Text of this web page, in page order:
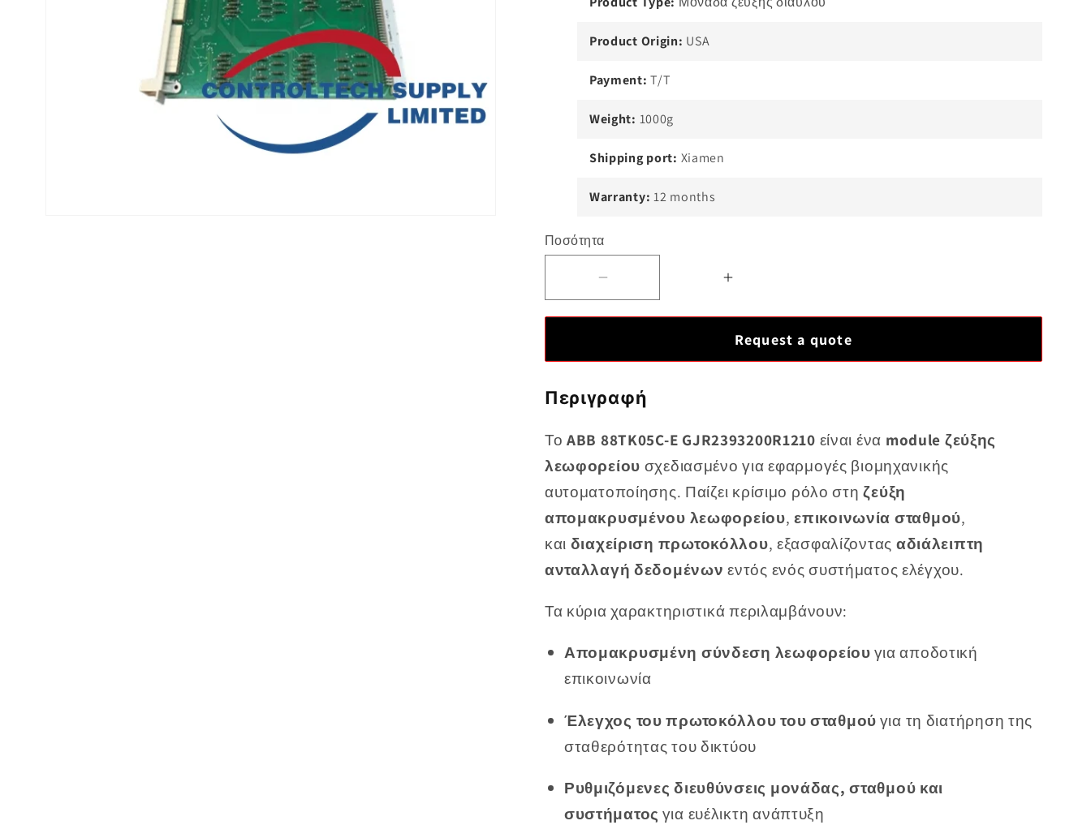
Product Origin: USA
Payment: T/T
Weight: 1000g
Shipping port: Xiamen
Warranty: 12 months
Ποσότητα
88TK05C-
GJR2393200R1210
Μονάδα
Σύνδεσης
Λεωφορείου
Αυξήστε
για
GJR2393200R1210
Σύνδεσης
Λεωφορείου
Request a quote
Περιγραφή
Το ABB 88TK05C-E GJR2393200R1210 είναι ένα module ζεύξης
λεωφορείου σχεδιασμένο για εφαρμογές βιομηχανικής
αυτοματοποίησης. Παίζει κρίσιμο ρόλο στη ζεύξη
απομακρυσμένου λεωφορείου, επικοινωνία σταθμού,
και διαχείριση πρωτοκόλλου, εξασφαλίζοντας αδιάλειπτη
ανταλλαγή δεδομένων εντός ενός συστήματος ελέγχου.
Τα κύρια χαρακτηριστικά περιλαμβάνουν:
Απομακρυσμένη σύνδεση λεωφορείουγια αποδοτική
επικοινωνία
Έλεγχος του πρωτοκόλλου του σταθμούγια τη διατήρηση της
σταθερότητας του δικτύου
Ρυθμιζόμενες διευθύνσεις μονάδας, σταθμού και
συστήματος για ευέλικτη ανάπτυξη